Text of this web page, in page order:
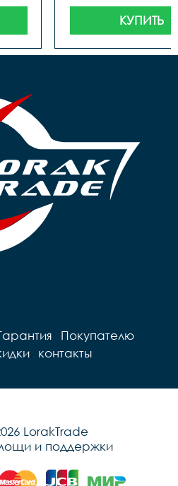
КУПИТЬ
Покупателю
контакты
LorakTrade
и поддержки